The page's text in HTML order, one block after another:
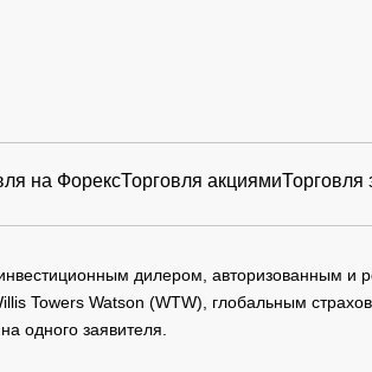
на ФорексТорговля акциямиТорговля
дилером, авторизованным
Towers Watson (WTW), глобальным
одного заявителя.